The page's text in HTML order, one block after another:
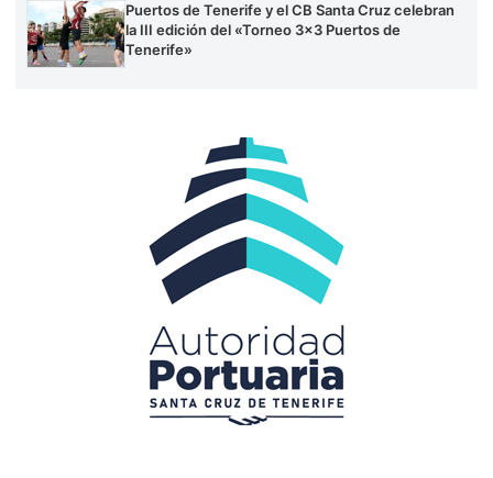
Puertos de Tenerife y el CB Santa Cruz celebran
la III edición del «Torneo 3×3 Puertos de
Tenerife»